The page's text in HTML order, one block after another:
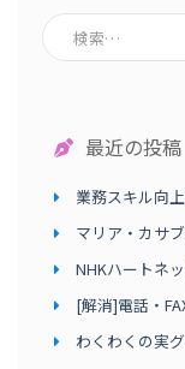
最近の投稿
業務スキル向
マリア・カサ
NHKハートネ
[解消]電話・
わくわくの実